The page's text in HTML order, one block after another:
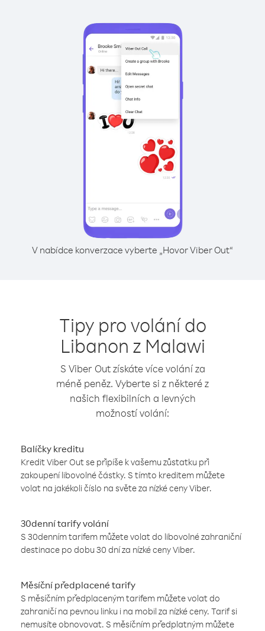
V nabídce konverzace vyberte „Hovor Viber Out“
Tipy pro volání do
Libanon z Malawi
S Viber Out získáte více volání za
méně peněz. Vyberte si z některé z
našich flexibilních a levných
možností volání:
Balíčky kreditu
Kredit Viber Out se připíše k vašemu zůstatku při
zakoupení libovolné částky. S tímto kreditem můžete
volat na jakékoli číslo na světe za nízké ceny Viber.
30denní tarify volání
S 30denním tarifem můžete volat do libovolné zahraniční
destinace po dobu 30 dní za nízké ceny Viber.
Měsíční předplacené tarify
S měsíčním předplaceným tarifem můžete volat do
zahraničí na pevnou linku i na mobil za nízké ceny. Tarif si
nemusíte obnovovat. S měsíčním předplatným můžete